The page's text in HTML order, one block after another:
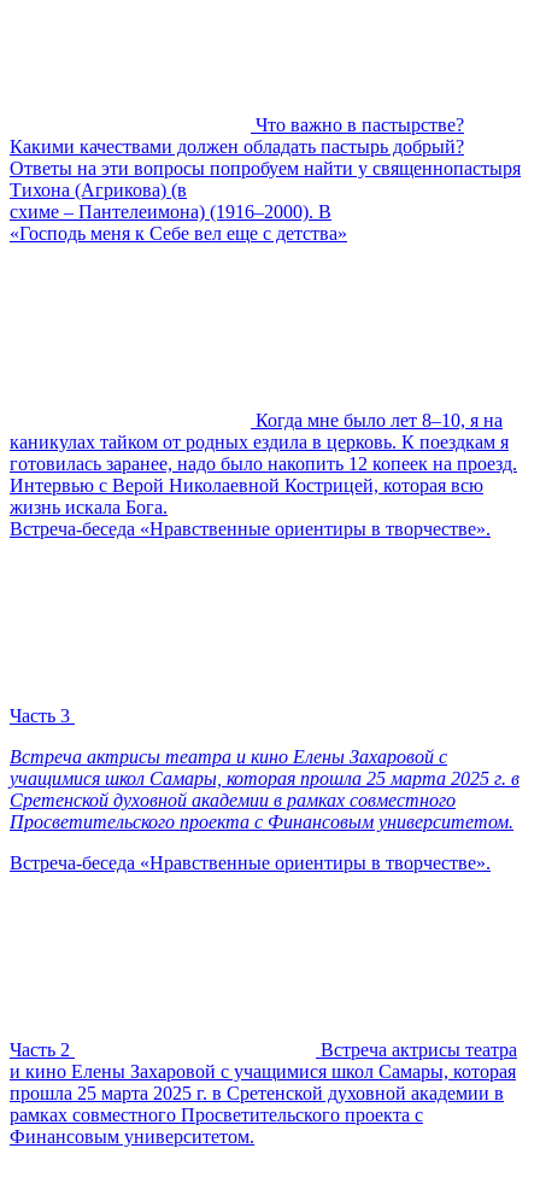
Что важно в пастырстве?
Какими качествами должен обладать пастырь добрый?
Ответы на эти вопросы попробуем найти у священнопастыря
Тихона (Агрикова) (в
схиме – Пантелеимона) (1916–2000). В
«Господь меня к Себе вел еще с детства»
Когда мне было лет 8–10, я на
каникулах тайком от родных ездила в церковь. К поездкам я
готовилась заранее, надо было накопить 12 копеек на проезд.
Интервью с Верой Николаевной Кострицей, которая всю
жизнь искала Бога.
Встреча-беседа «Нравственные ориентиры в творчестве».
Часть 3
Встреча актрисы театра и кино Елены Захаровой с
учащимися школ Самары, которая прошла 25 марта 2025 г. в
Сретенской духовной академии в рамках совместного
Просветительского проекта с Финансовым университетом.
Встреча-беседа «Нравственные ориентиры в творчестве».
Часть 2
Встреча актрисы театра
и кино Елены Захаровой с учащимися школ Самары, которая
прошла 25 марта 2025 г. в Сретенской духовной академии в
рамках совместного Просветительского проекта с
Финансовым университетом.